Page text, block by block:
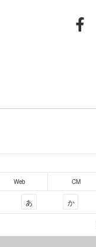
Web CM
あ か